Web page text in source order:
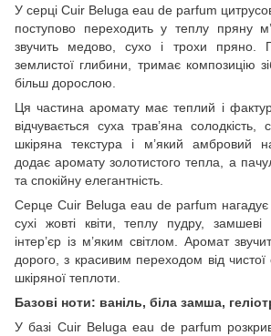
У серці Cuir Beluga eau de parfum
поступово переходить у теплу пряну
звучить медово, сухо і трохи пряно.
землистої глибини, тримає композицію
більш дорослою.
Ця частина аромату має теплий і
відчувається суха трав’яна солодкість,
шкіряна текстура і м’який амбровий
додає аромату золотистого тепла, а
та спокійну елегантність.
Серце Cuir Beluga eau de parfum
сухі жовті квіти, теплу пудру,
інтер’єр із м’яким світлом. Аромат
дорого, з красивим переходом від чистої
шкіряної теплоти.
Базові ноти: ваніль, біла замша,
У базі Cuir Beluga eau de parfum